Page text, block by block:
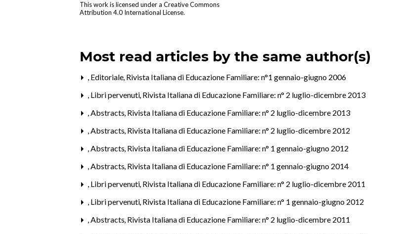
This work is licensed under aCreative Commons
Attribution 4.0 International License.
Most read articles by the same author(s)
, Editoriale, Rivista Italiana di Educazione Familiare: n°1 gennaio-giugno 2006
, Libri pervenuti, Rivista Italiana di Educazione Familiare: n° 2 luglio-dicembre 2013
,Abstracts, Rivista Italiana di Educazione Familiare: n° 2 luglio-dicembre 2013
,Abstracts, Rivista Italiana di Educazione Familiare: n° 2 luglio-dicembre 2012
,Abstracts, Rivista Italiana di Educazione Familiare: n° 1 gennaio-giugno 2012
,Abstracts, Rivista Italiana di Educazione Familiare: n° 1 gennaio-giugno 2014
, Libri pervenuti, Rivista Italiana di Educazione Familiare: n° 2 luglio-dicembre 2011
, Libri pervenuti, Rivista Italiana di Educazione Familiare: n° 1 gennaio-giugno 2012
,Abstracts, Rivista Italiana di Educazione Familiare: n° 2 luglio-dicembre 2011